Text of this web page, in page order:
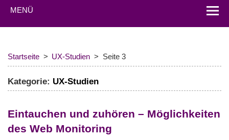
MENÜ
Startseite UX-Studien Seite 3
Kategorie: UX-Studien
Eintauchen und zuhören – Möglichkeiten
des Web Monitoring